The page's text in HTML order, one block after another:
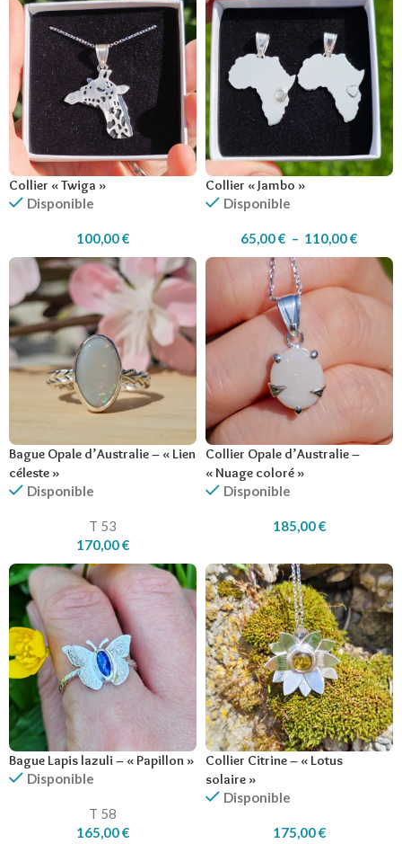
Collier « Twiga »
Disponible
100,00€
Collier « Jambo »
Disponible
65,00€ – 110,00€
Bague Opale d’Australie – « Lien
céleste »
Disponible
T 53
170,00€
Collier Opale d’Australie –
« Nuage coloré »
Disponible
185,00€
Bague Lapis lazuli – « Papillon »
Disponible
T 58
165,00€
Collier Citrine – « Lotus
solaire »
Disponible
175,00€